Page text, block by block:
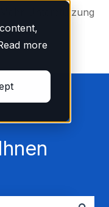
more
anzeigen
Mehr Unterstützung